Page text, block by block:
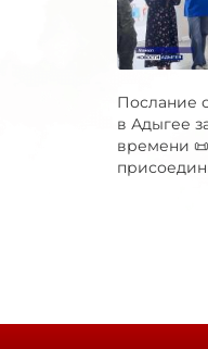
Послание
в Адыгее
времени